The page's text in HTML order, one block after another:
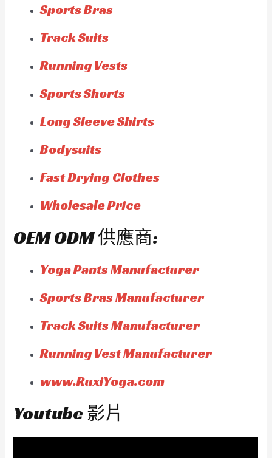
Sports Bras
Track Suits
Running Vests
Sports Shorts
Long Sleeve Shirts
Bodysuits
Fast Drying Clothes
Wholesale Price
OEM ODM 供應商:
Yoga Pants Manufacturer
Sports Bras Manufacturer
Track Suits Manufacturer
Running Vest Manufacturer
www.RuxiYoga.com
Youtube 影片